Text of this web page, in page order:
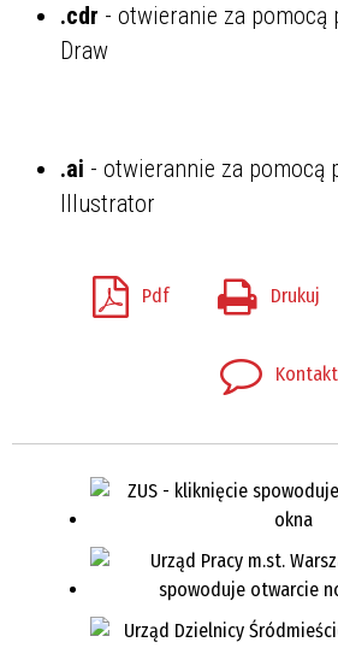
.cdr - otwieranie za pomocą
Draw
.ai - otwierannie za pomocą
Illustrator
Pdf Drukuj
Kontakt